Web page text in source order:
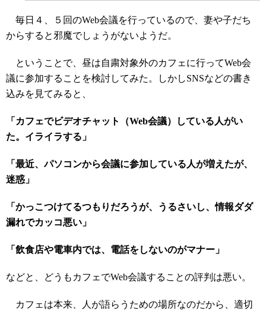
毎日４、５回のWeb会議を行っているので、妻や子だち
からすると邪魔でしょうがないようだ。
ということで、昼は自粛対象外のカフェに行ってWeb会
議に参加することを検討してみた。しかしSNSなどの書き
込みを見てみると、
「カフェでビデオチャット（Web会議）している人がい
た。イライラする」
「最近、パソコンから会議に参加している人が増えたが、
迷惑」
「かっこつけてるつもりだろうが、うるさいし、情報ダダ
漏れでカッコ悪い」
「飲食店や電車内では、電話をしないのがマナー」
などと、どうもカフェでWeb会議することの評判は悪い。
カフェは本来、人が語らうための場所なのだから、適切